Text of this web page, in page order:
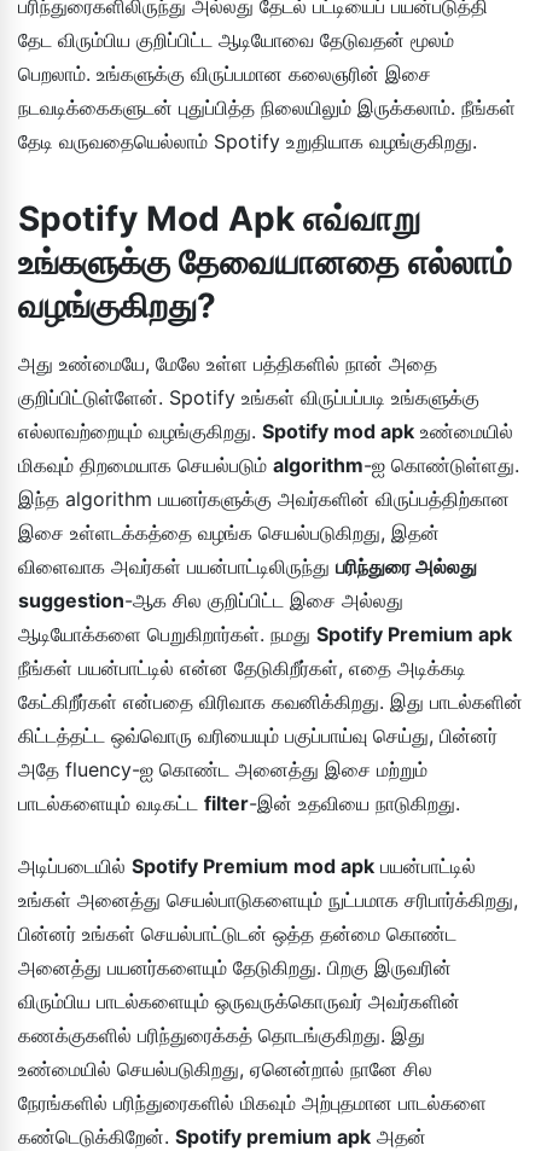
பரிந்துரைகளிலிருந்து அல்லது தேடல் பட்டியைப் பயன்படுத்தி
தேட விரும்பிய குறிப்பிட்ட ஆடியோவை தேடுவதன் மூலம்
பெறலாம். உங்களுக்கு விருப்பமான கலைஞரின் இசை
நடவடிக்கைகளுடன் புதுப்பித்த நிலையிலும் இருக்கலாம். நீங்கள்
தேடி வருவதையெல்லாம் Spotify உறுதியாக வழங்குகிறது.
Spotify Mod Apk எவ்வாறு
உங்களுக்கு தேவையானதை எல்லாம்
வழங்குகிறது?
அது உண்மையே, மேலே உள்ள பத்திகளில் நான் அதை
குறிப்பிட்டுள்ளேன். Spotify உங்கள் விருப்பப்படி உங்களுக்கு
எல்லாவற்றையும் வழங்குகிறது. Spotify mod apk உண்மையில்
மிகவும் திறமையாக செயல்படும் algorithm-ஐ கொண்டுள்ளது.
இந்த algorithm பயனர்களுக்கு அவர்களின் விருப்பத்திற்கான
இசை உள்ளடக்கத்தை வழங்க செயல்படுகிறது, இதன்
விளைவாக அவர்கள் பயன்பாட்டிலிருந்து பரிந்துரை அல்லது
suggestion-ஆக சில குறிப்பிட்ட இசை அல்லது
ஆடியோக்களை பெறுகிறார்கள். நமது Spotify Premium apk
நீங்கள் பயன்பாட்டில் என்ன தேடுகிறீர்கள், எதை அடிக்கடி
கேட்கிறீர்கள் என்பதை விரிவாக கவனிக்கிறது. இது பாடல்களின்
கிட்டத்தட்ட ஒவ்வொரு வரியையும் பகுப்பாய்வு செய்து, பின்னர்
அதே fluency-ஐ கொண்ட அனைத்து இசை மற்றும்
பாடல்களையும் வடிகட்ட filter-இன் உதவியை நாடுகிறது.
அடிப்படையில் Spotify Premium mod apk பயன்பாட்டில்
உங்கள் அனைத்து செயல்பாடுகளையும் நுட்பமாக சரிபார்க்கிறது,
பின்னர் உங்கள் செயல்பாட்டுடன் ஒத்த தன்மை கொண்ட
அனைத்து பயனர்களையும் தேடுகிறது. பிறகு இருவரின்
விரும்பிய பாடல்களையும் ஒருவருக்கொருவர் அவர்களின்
கணக்குகளில் பரிந்துரைக்கத் தொடங்குகிறது. இது
உண்மையில் செயல்படுகிறது, ஏனென்றால் நானே சில
நேரங்களில் பரிந்துரைகளில் மிகவும் அற்புதமான பாடல்களை
கண்டெடுக்கிறேன். Spotify premium apk அதன்